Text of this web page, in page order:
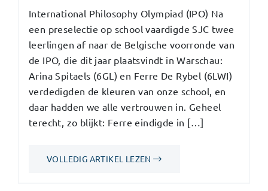
International Philosophy Olympiad (IPO) Na
een preselectie op school vaardigde SJC twee
leerlingen af naar de Belgische voorronde van
de IPO, die dit jaar plaatsvindt in Warschau:
Arina Spitaels (6GL) en Ferre De Rybel (6LWI)
verdedigden de kleuren van onze school, en
daar hadden we alle vertrouwen in. Geheel
terecht, zo blijkt: Ferre eindigde in […]
VOLLEDIG ARTIKEL LEZEN